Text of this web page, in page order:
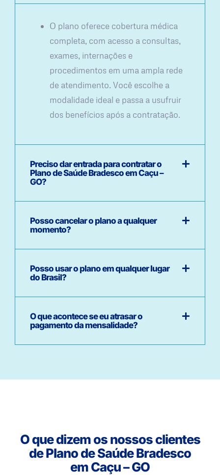
O plano oferece cobertura médica
completa, com acesso a consultas,
exames, internações e
procedimentos em uma ampla rede
de atendimento. Você escolhe a
modalidade ideal e passa a usufruir
dos benefícios após a contratação.
Preciso dar entrada para contratar o
Plano de Saúde Bradesco em Caçu –
GO?
Posso cancelar o plano a qualquer
momento?
Posso usar o plano em qualquer lugar
do Brasil?
O que acontece se eu atrasar o
pagamento da mensalidade?
O que dizem os nossos clientes
de Plano de Saúde Bradesco
em Caçu – GO